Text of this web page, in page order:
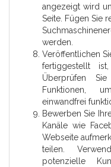
angezeigt wird
Seite. Fügen Sie
werden.
Veröffentlichen
fertiggestellt
Überprüfen
Funktionen,
einwandfrei
Bewerben Sie
Kanäle wie
Webseite
teilen.
potenzielle